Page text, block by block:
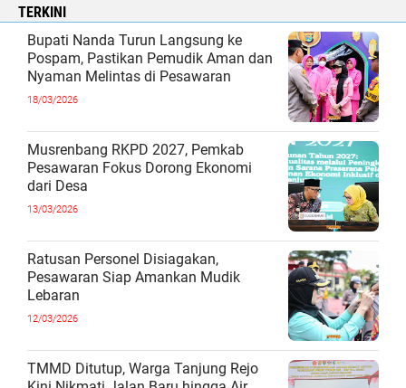
TERKINI
Bupati Nanda Turun Langsung ke
Pospam, Pastikan Pemudik Aman dan
Nyaman Melintas di Pesawaran
18/03/2026
Musrenbang RKPD 2027, Pemkab
Pesawaran Fokus Dorong Ekonomi
dari Desa
13/03/2026
Ratusan Personel Disiagakan,
Pesawaran Siap Amankan Mudik
Lebaran
12/03/2026
TMMD Ditutup, Warga Tanjung Rejo